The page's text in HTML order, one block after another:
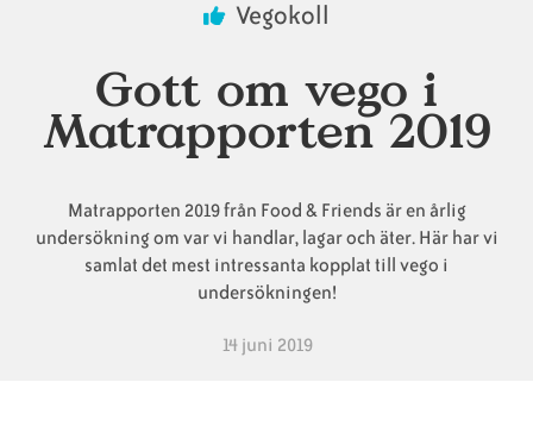
ingredienserkonsumentlistor
frågor
Veganska
substitut
Veganska
certifieringar
Vegokoll
Gott om vego i
Matrapporten 2019
Matrapporten 2019 från Food & Friends är en årlig
undersökning om var vi handlar, lagar och äter. Här har vi
samlat det mest intressanta kopplat till vego i
undersökningen!
14 juni 2019